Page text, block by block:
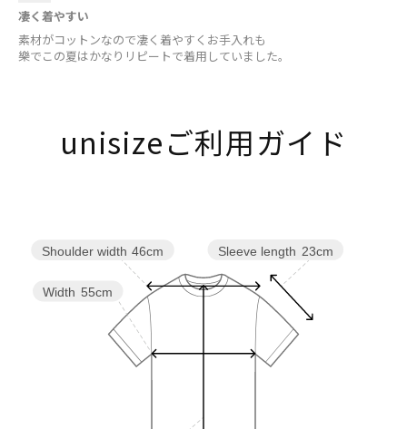
凄く着やすい
素材がコットンなので凄く着やすくお手入れも
樂でこの夏はかなりリピートで着用していました。
unisizeご利用ガイド
Sleeve length 23cm
Width 55cm
Shoulder width 46cm